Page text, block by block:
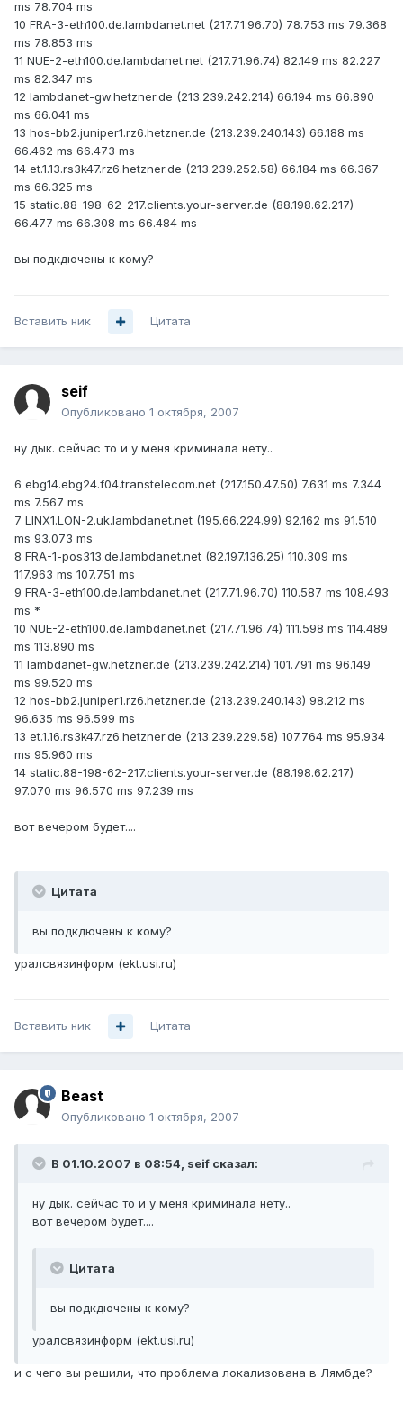
ms 78.704 ms
10 FRA-3-eth100.de.lambdanet.net (217.71.96.70) 78.753 ms 79.368
ms 78.853 ms
11 NUE-2-eth100.de.lambdanet.net (217.71.96.74) 82.149 ms 82.227
ms 82.347 ms
12 lambdanet-gw.hetzner.de (213.239.242.214) 66.194 ms 66.890
ms 66.041 ms
13 hos-bb2.juniper1.rz6.hetzner.de (213.239.240.143) 66.188 ms
66.462 ms 66.473 ms
14 et.1.13.rs3k47.rz6.hetzner.de (213.239.252.58) 66.184 ms 66.367
ms 66.325 ms
15 static.88-198-62-217.clients.your-server.de (88.198.62.217)
66.477 ms 66.308 ms 66.484 ms
вы подкдючены к кому?
Вставить ник Цитата
seif
Опубликовано 1 октября, 2007
ну дык. сейчас то и у меня криминала нету..
6 ebg14.ebg24.f04.transtelecom.net (217.150.47.50) 7.631 ms 7.344
ms 7.567 ms
7 LINX1.LON-2.uk.lambdanet.net (195.66.224.99) 92.162 ms 91.510
ms 93.073 ms
8 FRA-1-pos313.de.lambdanet.net (82.197.136.25) 110.309 ms
117.963 ms 107.751 ms
9 FRA-3-eth100.de.lambdanet.net (217.71.96.70) 110.587 ms 108.493
ms *
10 NUE-2-eth100.de.lambdanet.net (217.71.96.74) 111.598 ms 114.489
ms 113.890 ms
11 lambdanet-gw.hetzner.de (213.239.242.214) 101.791 ms 96.149
ms 99.520 ms
12 hos-bb2.juniper1.rz6.hetzner.de (213.239.240.143) 98.212 ms
96.635 ms 96.599 ms
13 et.1.16.rs3k47.rz6.hetzner.de (213.239.229.58) 107.764 ms 95.934
ms 95.960 ms
14 static.88-198-62-217.clients.your-server.de (88.198.62.217)
97.070 ms 96.570 ms 97.239 ms
вот вечером будет....
Цитата
вы подкдючены к кому?
уралсвязинформ (ekt.usi.ru)
Вставить ник Цитата
Beast
Опубликовано 1 октября, 2007
В 01.10.2007 в 08:54, seif сказал:
ну дык. сейчас то и у меня криминала нету..
вот вечером будет....
Цитата
вы подкдючены к кому?
уралсвязинформ (ekt.usi.ru)
и с чего вы решили, что проблема локализована в Лямбде?